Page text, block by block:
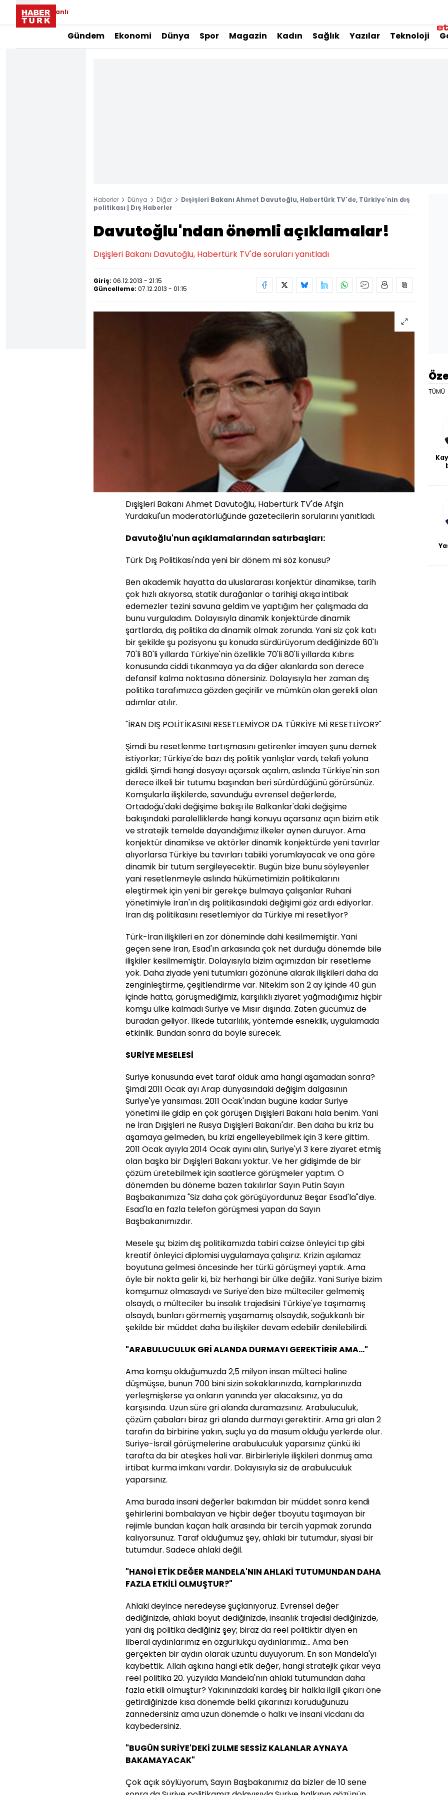
Canlı
Gündem Ekonomi Dünya Spor Magazin Kadın Sağlık Yazılar Teknoloji
Haberler Dünya Diğer
Dışişleri Bakanı Ahmet Davutoğlu, Habertürk TV'de, Türkiye'nin dış
politikası | Dış Haberler
Davutoğlu'ndan önemli açıklamalar!
Dışişleri Bakanı Davutoğlu, Habertürk TV'de soruları yanıtladı
Giriş: 06.12.2013 - 21:15
Güncelleme: 07.12.2013 - 01:15
Dışişleri Bakanı Ahmet Davutoğlu, Habertürk TV'de Afşin
Yurdakul'un moderatörlüğünde gazetecilerin sorularını yanıtladı.
Davutoğlu'nun açıklamalarından satırbaşları:
Türk Dış Politikası'nda yeni bir dönem mi söz konusu?
Ben akademik hayatta da uluslararası konjektür dinamikse, tarih
çok hızlı akıyorsa, statik durağanlar o tarihişi akışa intibak
edemezler tezini savuna geldim ve yaptığım her çalışmada da
bunu vurguladım. Dolayısıyla dinamik konjektürde dinamik
şartlarda, dış politika da dinamik olmak zorunda. Yani siz çok katı
bir şekilde şu pozisyonu şu konuda sürdürüyorum dediğinizde 60'lı
70'li 80'li yıllarda Türkiye'nin özellikle 70'li 80'li yıllarda Kıbrıs
konusunda ciddi tıkanmaya ya da diğer alanlarda son derece
defansif kalma noktasına dönersiniz. Dolayısıyla her zaman dış
politika tarafımızca gözden geçirilir ve mümkün olan gerekli olan
adımlar atılır.
"İRAN DIŞ POLİTİKASINI RESETLEMİYOR DA TÜRKİYE Mİ RESETLİYOR?"
Şimdi bu resetlenme tartışmasını getirenler imayen şunu demek
istiyorlar; Türkiye'de bazı dış politik yanlışlar vardı, telafi yoluna
gidildi. Şimdi hangi dosyayı açarsak açalım, aslında Türkiye'nin son
derece ilkeli bir tutumu başından beri sürdürdüğünü görürsünüz.
Komşularla ilişkilerde, savunduğu evrensel değerlerde,
Ortadoğu'daki değişime bakışı ile Balkanlar'daki değişime
bakışındaki paralelliklerde hangi konuyu açarsanız açın bizim etik
ve stratejik temelde dayandığımız ilkeler aynen duruyor. Ama
konjektür dinamikse ve aktörler dinamik konjektürde yeni tavırlar
alıyorlarsa Türkiye bu tavırları tabiiki yorumlayacak ve ona göre
dinamik bir tutum sergileyecektir. Bugün bize bunu söyleyenler
yani resetlenmeyle aslında hükümetimizin politikalarını
eleştirmek için yeni bir gerekçe bulmaya çalışanlar Ruhani
yönetimiyle İran'ın dış politikasındaki değişimi göz ardı ediyorlar.
İran dış politikasını resetlemiyor da Türkiye mi resetliyor?
Türk-İran ilişkileri en zor döneminde dahi kesilmemiştir. Yani
geçen sene İran, Esad'ın arkasında çok net durduğu dönemde bile
ilişkiler kesilmemiştir. Dolayısıyla bizim açımızdan bir resetleme
yok. Daha ziyade yeni tutumları gözönüne alarak ilişkileri daha da
zenginleştirme, çeşitlendirme var. Nitekim son 2 ay içinde 40 gün
içinde hatta, görüşmediğimiz, karşılıklı ziyaret yağmadığımız hiçbir
komşu ülke kalmadı Suriye ve Mısır dışında. Zaten gücümüz de
buradan geliyor. İlkede tutarlılık, yöntemde esneklik, uygulamada
etkinlik. Bundan sonra da böyle sürecek.
SURİYE MESELESİ
Suriye konusunda evet taraf olduk ama hangi aşamadan sonra?
Şimdi 2011 Ocak ayı Arap dünyasındaki değişim dalgasının
Suriye'ye yansıması. 2011 Ocak'ından bugüne kadar Suriye
yönetimi ile gidip en çok görüşen Dışişleri Bakanı hala benim. Yani
ne İran Dışişleri ne Rusya Dışişleri Bakanı'dır. Ben daha bu kriz bu
aşamaya gelmeden, bu krizi engelleyebilmek için 3 kere gittim.
2011 Ocak ayıyla 2014 Ocak ayını alın, Suriye'yi 3 kere ziyaret etmiş
olan başka bir Dışişleri Bakanı yoktur. Ve her gidişimde de bir
çözüm üretebilmek için saatlerce görüşmeler yaptım. O
dönemden bu döneme bazen takılırlar Sayın Putin Sayın
Başbakanımıza "Siz daha çok görüşüyordunuz Beşar Esad'la"diye.
Esad'la en fazla telefon görüşmesi yapan da Sayın
Başbakanımızdır.
Mesele şu; bizim dış politikamızda tabiri caizse önleyici tıp gibi
kreatif önleyici diplomisi uygulamaya çalışırız. Krizin aşılamaz
boyutuna gelmesi öncesinde her türlü görüşmeyi yaptık. Ama
öyle bir nokta gelir ki, biz herhangi bir ülke değiliz. Yani Suriye bizim
komşumuz olmasaydı ve Suriye'den bize mülteciler gelmemiş
olsaydı, o mülteciler bu insalık trajedisini Türkiye'ye taşımamış
olsaydı, bunları görmemiş yaşamamış olsaydık, soğukkanlı bir
şekilde bir müddet daha bu ilişkiler devam edebilir denilebilirdi.
"ARABULUCULUK GRİ ALANDA DURMAYI GEREKTİRİR AMA..."
Ama komşu olduğumuzda 2,5 milyon insan mülteci haline
düşmüşse, bunun 700 bini sizin sokaklarınızda, kamplarınızda
yerleşmişlerse ya onların yanında yer alacaksınız, ya da
karşısında. Uzun süre gri alanda duramazsınız. Arabuluculuk,
çözüm çabaları biraz gri alanda durmayı gerektirir. Ama gri alan 2
tarafın da birbirine yakın, suçlu ya da masum olduğu yerlerde olur.
Suriye-İsrail görüşmelerine arabuluculuk yaparsınız çünkü iki
tarafta da bir ateşkes hali var. Birbirleriyle ilişkileri donmuş ama
irtibat kurma imkanı vardır. Dolayısıyla siz de arabuluculuk
yaparsınız.
Ama burada insani değerler bakımdan bir müddet sonra kendi
şehirlerini bombalayan ve hiçbir değer tboyutu taşımayan bir
rejimle bundan kaçan halk arasında bir tercih yapmak zorunda
kalıyorsunuz. Taraf olduğumuz şey, ahlaki bir tutumdur, siyasi bir
tutumdur. Sadece ahlaki değil.
"HANGİ ETİK DEĞER MANDELA'NIN AHLAKİ TUTUMUNDAN DAHA
FAZLA ETKİLİ OLMUŞTUR?"
Ahlaki deyince neredeyse şuçlanıyoruz. Evrensel değer
dediğinizde, ahlaki boyut dediğinizde, insanlık trajedisi dediğinizde,
yani dış politika dediğiniz şey; biraz da reel politiktir diyen en
liberal aydınlarımız en özgürlükçü aydınlarımız... Ama ben
gerçekten bir aydın olarak üzüntü duyuyorum. En son Mandela'yı
kaybettik. Allah aşkına hangi etik değer, hangi stratejik çıkar veya
reel politika 20. yüzyılda Mandela'nın ahlaki tutumundan daha
fazla etkili olmuştur? Yakınınızdaki kardeş bir halkla ilgili çıkarı öne
getirdiğinizde kısa dönemde belki çıkarınızı koruduğunuzu
zannedersiniz ama uzun dönemde o halkı ve insani vicdanı da
kaybedersiniz.
"BUGÜN SURİYE'DEKİ ZULME SESSİZ KALANLAR AYNAYA
BAKAMAYACAK"
Çok açık söylüyorum, Sayın Başbakanımız da bizler de 10 sene
TÜMÜ